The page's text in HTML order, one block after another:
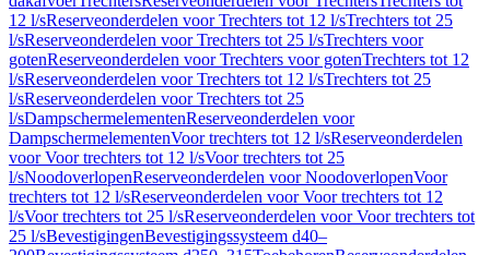
12 l/sReserveonderdelen voor Trechters tot 12 l/sTrechters tot 25
l/sReserveonderdelen voor Trechters tot 25 l/sTrechters voor
gotenReserveonderdelen voor Trechters voor gotenTrechters tot 12
l/sReserveonderdelen voor Trechters tot 12 l/sTrechters tot 25
l/sReserveonderdelen voor Trechters tot 25
l/sDampschermelementenReserveonderdelen voor
DampschermelementenVoor trechters tot 12 l/sReserveonderdelen
voor Voor trechters tot 12 l/sVoor trechters tot 25
l/sNoodoverlopenReserveonderdelen voor NoodoverlopenVoor
trechters tot 12 l/sReserveonderdelen voor Voor trechters tot 12
l/sVoor trechters tot 25 l/sReserveonderdelen voor Voor trechters tot
25 l/sBevestigingenBevestigingssysteem d40–